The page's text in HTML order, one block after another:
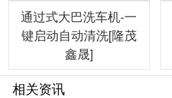
通过式大巴洗车机-一
键启动自动清洗[隆茂
鑫晟]
相关资讯